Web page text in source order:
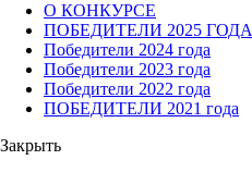
О КОНКУРСЕ
ПОБЕДИТЕЛИ 2025 ГОДА
Победители 2024 года
Победители 2023 года
Победители 2022 года
ПОБЕДИТЕЛИ 2021 года
Закрыть